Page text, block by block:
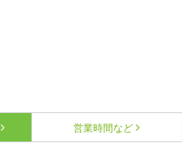
営業時間など